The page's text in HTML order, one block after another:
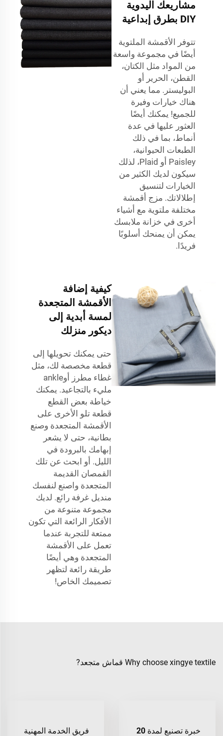
مشاريعك اليدوية
DIY بطرق إبداعية
تتوفر الأقمشة الملتوية
أيضًا في مجموعة واسعة
من المواد مثل الكتان،
القطن، الحرير أو
البوليستر. مما يعني أن
هناك خيارات وفيرة
للجميع! يمكنك أيضًا
العثور عليها في عدة
أنماط، بما في ذلك
الطبعات الحيوانية،
Paisley أو Plaid، لذلك
سيكون لديك الكثير من
الخيارات لتنسيق
إطلالاتك. مزج أقمشة
مختلفة ملتوية مع أشياء
أخرى في خزانة ملابسك
يمكن أن يمنحك أسلوبًا
فريدًا.
كيفية إضافة
الأقمشة المتجعدة
لمسة أبدية إلى
ديكور منزلك
حتى يمكنك تحويلها إلى
قطعة مخصصة لك، مثل
غطاء مطرز أوankle
مليء بالتجاعيد. يمكنك
خياطة بعض القطع
قطعة تلو الأخرى على
الأقمشة المتجعدة وصنع
بطانية، حتى لا يشعر
إبهامك بالبرودة في
الليل. أو ابحث عن تلك
القمصان القديمة
المتجعدة واصنع لنفسك
منديل غرفة رائع. لديك
مجموعة متنوعة من
الأفكار الرائعة التي تكون
ممتعة للتجربة عندما
تعمل على الأقمشة
المتجعدة وهي أيضًا
طريقة رائعة لتظهر
تصميمك الخاص!
Why choose xingye textile قماش متجعد?
خبرة تصنيع لمدة 20
فريق الخدمة المهنية